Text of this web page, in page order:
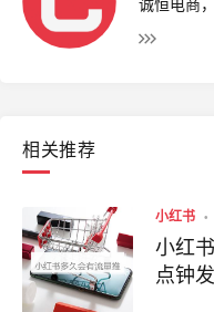
诚恒电商
相关推荐
小红书
小红
点钟